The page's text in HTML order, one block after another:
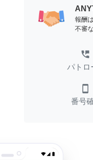
報酬
不審
perm_phone_msg
パトロ
smartphone
番号